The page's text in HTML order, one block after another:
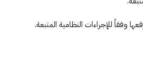
وفقاً للإجراءات النظامية المتبعة.